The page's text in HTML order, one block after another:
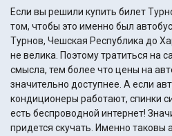
Если вы решили купить билет
том, чтобы это именно был
Турнов, Чешская Республика до
не велика. Поэтому тратиться на
смысла, тем более что цены на
значительно доступнее. А если автобус хороший, то там
кондиционеры работают, спинки
есть беспроводной интернет!
придется скучать. Именно таковы